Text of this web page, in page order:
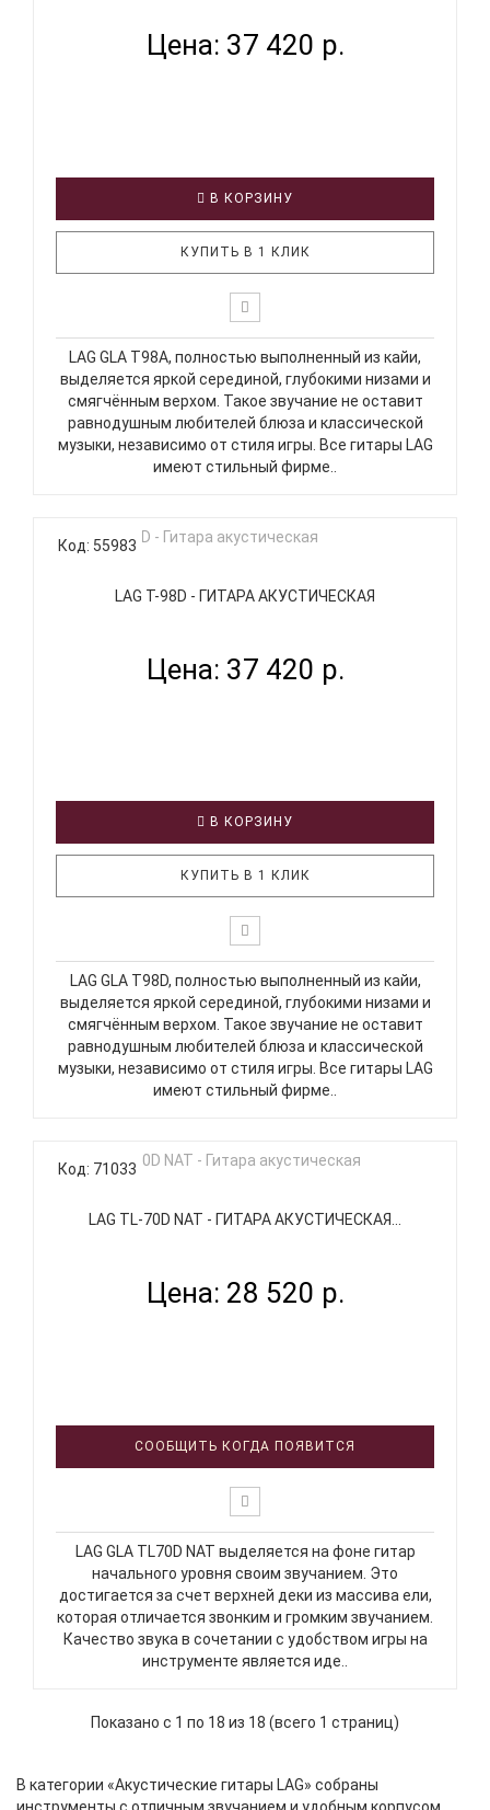
Цена: 37 420 р.
В КОРЗИНУ
КУПИТЬ В 1 КЛИК
LAG GLA T98A, полностью выполненный из кайи,
выделяется яркой серединой, глубокими низами и
смягчённым верхом. Такое звучание не оставит
равнодушным любителей блюза и классической
музыки, независимо от стиля игры. Все гитары LAG
имеют стильный фирме..
Код: 55983
LAG T-98D - ГИТАРА АКУСТИЧЕСКАЯ
Цена: 37 420 р.
В КОРЗИНУ
КУПИТЬ В 1 КЛИК
LAG GLA T98D, полностью выполненный из кайи,
выделяется яркой серединой, глубокими низами и
смягчённым верхом. Такое звучание не оставит
равнодушным любителей блюза и классической
музыки, независимо от стиля игры. Все гитары LAG
имеют стильный фирме..
Код: 71033
LAG TL-70D NAT - ГИТАРА АКУСТИЧЕСКАЯ...
Цена: 28 520 р.
СООБЩИТЬ КОГДА ПОЯВИТСЯ
LAG GLA TL70D NAT выделяется на фоне гитар
начального уровня своим звучанием. Это
достигается за счет верхней деки из массива ели,
которая отличается звонким и громким звучанием.
Качество звука в сочетании с удобством игры на
инструменте является иде..
Показано с 1 по 18 из 18 (всего 1 страниц)
В категории «Акустические гитары LAG» собраны